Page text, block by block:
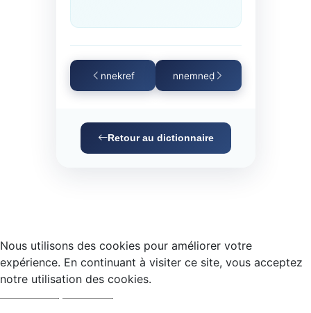
nnekref nnemneḍ
Retour au dictionnaire
Nous utilisons des cookies pour améliorer votre
expérience. En continuant à visiter ce site, vous acceptez
notre utilisation des cookies.